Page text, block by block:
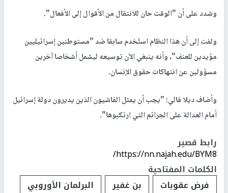
وشدد على أن "الوقت حان للانتقال من الأقوال إلى الأفعال".
ولفت إلى أن هذا النظام استُخدم سابقا ضد "مستوطنين إسرائيليين
مؤيدين للعنف"، وأنه ينبغي الآن توسيعه ليشمل أشخاصا آخرين
مسؤولين عن انتهاكات حقوق الإنسان.
وأضاف ديلا فالي: "يجب أن يمثل الفاشيون الذين يديرون دولة إسرائيل
أمام العدالة على الجرائم التي ارتكبوها".
رابط قصير
https://nn.najah.edu/BYM8/
الكلمات المفتاحية
فرض عقوبات
بن غفير البرلمان الأوروبي